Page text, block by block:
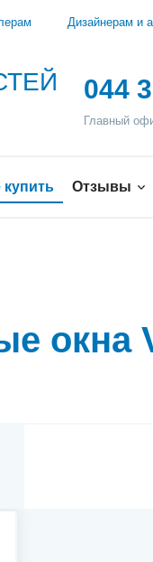
Дизайнерам и
044
Главный
купить Отзывы
окна